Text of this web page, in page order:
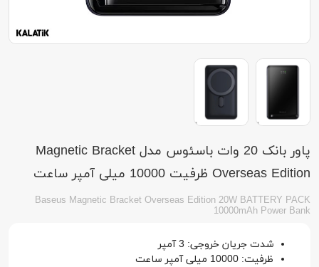
پاور بانک 20 وات باسئوس مدل Magnetic Bracket
Overseas Edition ظرفیت 10000 میلی آمپر ساعت
Baseus Magnetic Bracket Overseas Edition 20W BATTERY PACK
10000mAh Power Bank
شدت جریان خروجی: 3 آمپر
ظرفیت: 10000 میلی آمپر ساعت